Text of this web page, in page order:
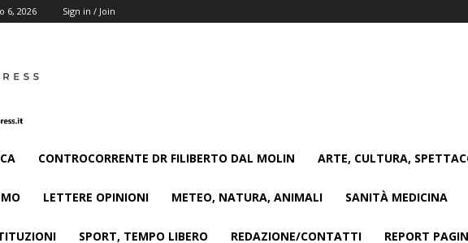
6, 2026 Sign in / Join
CONTROCORRENTE DR FILIBERTO DAL MOLIN ARTE, CULTURA,
LETTERE OPINIONI METEO, NATURA, ANIMALI SANITÀ MEDICINA
SPORT, TEMPO LIBERO REDAZIONE/CONTATTI REPORT